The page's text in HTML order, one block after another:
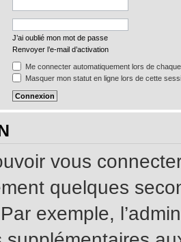
J’ai oublié mon mot de passe
Renvoyer l’e-mail d’activation
Me connecter automatiquement lors de
Masquer mon statut en ligne lors de cette
vous
quelques
exemple,